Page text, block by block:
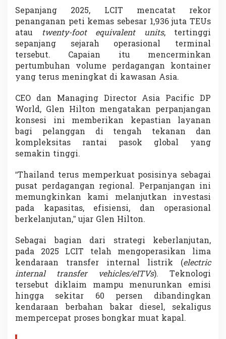
i
p
e
d
s
i
e
l
o
n
j
a
j
a
m
Sepanjang 2025, LCIT mencatat rekor
penanganan peti kemas sebesar 1,936 juta TEUs
atau
twenty-foot equivalent units, tertinggi
sepanjang sejarah operasional terminal
tersebut. Capaian itu mencerminkan
pertumbuhan volume perdagangan kontainer
yang terus meningkat di kawasan Asia.
CEO dan Managing Director Asia Pacific DP
World, Glen Hilton mengatakan perpanjangan
konsesi ini memberikan kepastian layanan
bagi pelanggan di tengah tekanan dan
kompleksitas rantai pasok global yang
semakin tinggi.
“Thailand terus memperkuat posisinya sebagai
pusat perdagangan regional. Perpanjangan ini
memungkinkan kami melanjutkan investasi
pada kapasitas, efisiensi, dan operasional
berkelanjutan,” ujar Glen Hilton.
Sebagai bagian dari strategi keberlanjutan,
pada 2025 LCIT telah mengoperasikan lima
kendaraan transfer internal listrik (electric
internal transfer vehicles/eITVs). Teknologi
tersebut diklaim mampu menurunkan emisi
hingga sekitar 60 persen dibandingkan
kendaraan berbahan bakar diesel, sekaligus
mempercepat proses bongkar muat kapal.